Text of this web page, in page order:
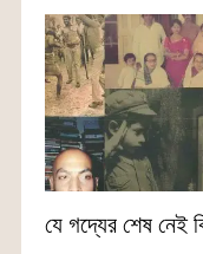
যে গদ্যের শেষ নেই